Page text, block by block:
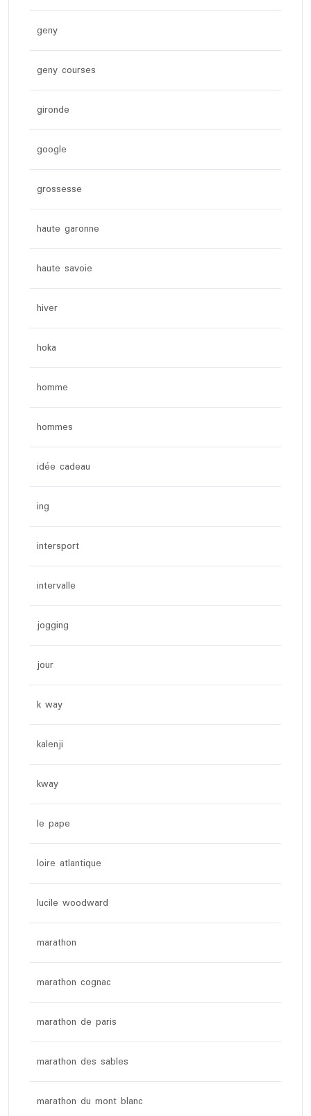
geny
geny courses
gironde
google
grossesse
haute garonne
haute savoie
hiver
hoka
homme
hommes
idée cadeau
ing
intersport
intervalle
jogging
jour
k way
kalenji
kway
le pape
loire atlantique
lucile woodward
marathon
marathon cognac
marathon de paris
marathon des sables
marathon du mont blanc